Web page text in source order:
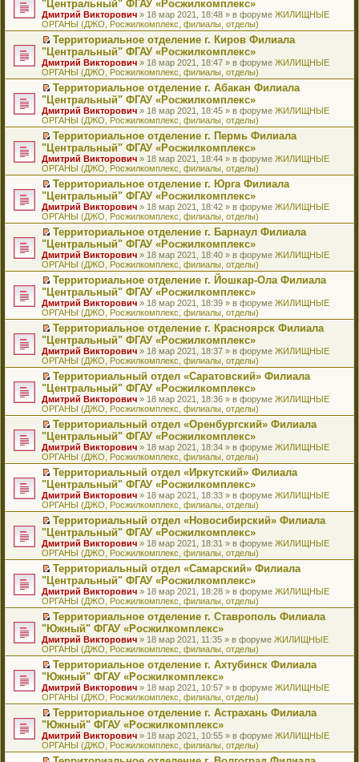
и
ю
щ
е
н
и
ю
у
с
о
о
б
щ
е
н
и
ю
н
н
о
м
с
о
о
б
щ
е
н
и
ю
и
т
а
н
н
о
м
у
с
о
о
б
щ
е
н
и
ю
е
п
р
о
ч
и
т
а
н
н
о
м
у
с
о
о
б
щ
е
н
и
ю
в
о
м
у
н
е
п
р
о
ч
и
т
а
н
н
о
м
у
с
о
о
б
щ
е
н
и
ю
и
к
п
е
р
в
о
м
у
н
е
п
р
о
ч
и
т
а
н
н
о
м
у
с
о
о
б
щ
е
н
и
ю
е
р
е
й
т
и
к
п
е
р
в
о
м
у
н
е
п
р
о
ч
и
т
а
н
н
о
м
у
с
о
о
б
щ
е
н
и
ю
"Центральный" ФГАУ «Росжилкомплекс»
Дмитрий Викторович » 18 мар 2021, 18:48 » в форуме ЖИЛИЩНЫЕ
ОРГАНЫ (ДЖО, Росжилкомплекс, филиалы, отделы)
П
е
р
е
й
т
и
к
п
е
р
в
о
м
у
н
е
п
р
о
ч
и
т
а
н
н
о
м
у
с
о
о
б
щ
е
н
и
ю
Территориальное отделение г. Киров Филиала
"Центральный" ФГАУ «Росжилкомплекс»
Дмитрий Викторович » 18 мар 2021, 18:47 » в форуме ЖИЛИЩНЫЕ
ОРГАНЫ (ДЖО, Росжилкомплекс, филиалы, отделы)
П
е
р
е
й
т
и
к
п
е
р
в
о
м
у
н
е
п
р
о
ч
и
т
а
н
н
о
м
у
с
о
о
б
щ
е
н
и
ю
Территориальное отделение г. Абакан Филиала
"Центральный" ФГАУ «Росжилкомплекс»
Дмитрий Викторович » 18 мар 2021, 18:45 » в форуме ЖИЛИЩНЫЕ
ОРГАНЫ (ДЖО, Росжилкомплекс, филиалы, отделы)
П
е
р
е
й
т
и
к
п
е
р
в
о
м
у
н
е
п
р
о
ч
и
т
а
н
н
о
м
у
с
о
о
б
щ
е
н
и
ю
Территориальное отделение г. Пермь Филиала
"Центральный" ФГАУ «Росжилкомплекс»
Дмитрий Викторович » 18 мар 2021, 18:44 » в форуме ЖИЛИЩНЫЕ
ОРГАНЫ (ДЖО, Росжилкомплекс, филиалы, отделы)
П
е
р
е
й
т
и
к
п
е
р
в
о
м
у
н
е
п
р
о
ч
и
т
а
н
н
о
м
у
с
о
о
б
щ
е
н
и
ю
Территориальное отделение г. Юрга Филиала
"Центральный" ФГАУ «Росжилкомплекс»
Дмитрий Викторович » 18 мар 2021, 18:42 » в форуме ЖИЛИЩНЫЕ
ОРГАНЫ (ДЖО, Росжилкомплекс, филиалы, отделы)
П
е
р
е
й
т
и
к
п
е
р
в
о
м
у
н
е
п
р
о
ч
и
т
а
н
н
о
м
у
с
о
о
б
щ
е
н
и
ю
Территориальное отделение г. Барнаул Филиала
"Центральный" ФГАУ «Росжилкомплекс»
Дмитрий Викторович » 18 мар 2021, 18:40 » в форуме ЖИЛИЩНЫЕ
ОРГАНЫ (ДЖО, Росжилкомплекс, филиалы, отделы)
П
е
р
е
й
т
и
к
п
е
р
в
о
м
у
н
е
п
р
о
ч
и
т
а
н
н
о
м
у
с
о
о
б
щ
е
н
и
ю
Территориальное отделение г. Йошкар-Ола Филиала
"Центральный" ФГАУ «Росжилкомплекс»
Дмитрий Викторович » 18 мар 2021, 18:39 » в форуме ЖИЛИЩНЫЕ
ОРГАНЫ (ДЖО, Росжилкомплекс, филиалы, отделы)
П
е
р
е
й
т
и
к
п
е
р
в
о
м
у
н
е
п
р
о
ч
и
т
а
н
н
о
м
у
с
о
о
б
щ
е
н
и
ю
Территориальное отделение г. Красноярск Филиала
"Центральный" ФГАУ «Росжилкомплекс»
Дмитрий Викторович » 18 мар 2021, 18:37 » в форуме ЖИЛИЩНЫЕ
ОРГАНЫ (ДЖО, Росжилкомплекс, филиалы, отделы)
П
е
р
е
й
т
и
к
п
е
р
в
о
м
у
н
е
п
р
о
ч
и
т
а
н
н
о
м
у
с
о
о
б
щ
е
н
и
ю
Территориальный отдел «Саратовский» Филиала
"Центральный" ФГАУ «Росжилкомплекс»
Дмитрий Викторович » 18 мар 2021, 18:36 » в форуме ЖИЛИЩНЫЕ
ОРГАНЫ (ДЖО, Росжилкомплекс, филиалы, отделы)
П
е
р
е
й
т
и
к
п
е
р
в
о
м
у
н
е
п
р
о
ч
и
т
а
н
н
о
м
у
с
о
о
б
щ
е
Территориальный отдел «Оренбургский» Филиала
"Центральный" ФГАУ «Росжилкомплекс»
Дмитрий Викторович » 18 мар 2021, 18:34 » в форуме ЖИЛИЩНЫЕ
ОРГАНЫ (ДЖО, Росжилкомплекс, филиалы, отделы)
П
е
р
е
й
т
и
к
п
е
р
в
о
м
у
н
е
п
р
о
ч
и
т
а
н
н
о
м
у
с
Территориальный отдел «Иркутский» Филиала
"Центральный" ФГАУ «Росжилкомплекс»
Дмитрий Викторович » 18 мар 2021, 18:33 » в форуме ЖИЛИЩНЫЕ
ОРГАНЫ (ДЖО, Росжилкомплекс, филиалы, отделы)
П
е
р
е
й
т
и
к
п
е
р
в
о
м
у
н
е
п
р
о
ч
и
т
а
н
Территориальный отдел «Новосибирский» Филиала
"Центральный" ФГАУ «Росжилкомплекс»
Дмитрий Викторович » 18 мар 2021, 18:31 » в форуме ЖИЛИЩНЫЕ
ОРГАНЫ (ДЖО, Росжилкомплекс, филиалы, отделы)
П
е
р
е
й
т
и
к
п
е
р
в
о
м
у
н
е
п
р
о
Территориальный отдел «Самарский» Филиала
"Центральный" ФГАУ «Росжилкомплекс»
Дмитрий Викторович » 18 мар 2021, 18:28 » в форуме ЖИЛИЩНЫЕ
ОРГАНЫ (ДЖО, Росжилкомплекс, филиалы, отделы)
П
е
р
е
й
т
и
к
п
е
р
в
о
м
у
Территориальное отделение г. Ставрополь Филиала
"Южный" ФГАУ «Росжилкомплекс»
Дмитрий Викторович » 18 мар 2021, 11:35 » в форуме ЖИЛИЩНЫЕ
ОРГАНЫ (ДЖО, Росжилкомплекс, филиалы, отделы)
П
е
р
е
й
т
и
к
п
е
Территориальное отделение г. Ахтубинск Филиала
"Южный" ФГАУ «Росжилкомплекс»
Дмитрий Викторович » 18 мар 2021, 10:57 » в форуме ЖИЛИЩНЫЕ
ОРГАНЫ (ДЖО, Росжилкомплекс, филиалы, отделы)
П
е
р
е
й
Территориальное отделение г. Астрахань Филиала
"Южный" ФГАУ «Росжилкомплекс»
Дмитрий Викторович » 18 мар 2021, 10:55 » в форуме ЖИЛИЩНЫЕ
ОРГАНЫ (ДЖО, Росжилкомплекс, филиалы, отделы)